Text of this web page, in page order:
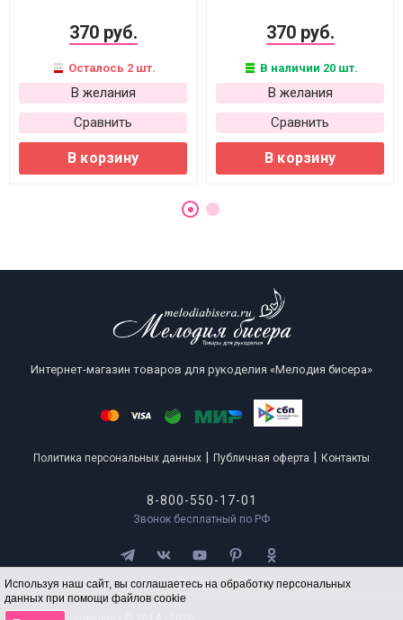
Используя наш сайт, вы соглашаетесь на обработку персональных
данных при помощи файлов cookie
370 руб.
Осталось 2 шт.
В желания
Сравнить
В корзину
370 руб.
В наличии 20 шт.
В желания
Сравнить
В корзину
Интернет-магазин товаров для рукоделия «Мелодия бисера»
Политика персональных данных Публичная оферта Контакты
8-800-550-17-01
Звонок бесплатный по РФ